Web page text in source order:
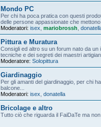
Mondo PC
Per chi ha poca pratica con questi
delle persone appassionate che
Moderatori: isex mariobrossh
Pittura e Muratura
Consigli ed altro su un forum nato da
tecniche e dei segreti dei maestri
Moderatore: Solopittura
Giardinaggio
Per gli amanti del giardinaggio, per chi
balcone...
Moderatori: isex donatella
Bricolage e altro
Tutto ciò che riguarda il FaiDaTe ma